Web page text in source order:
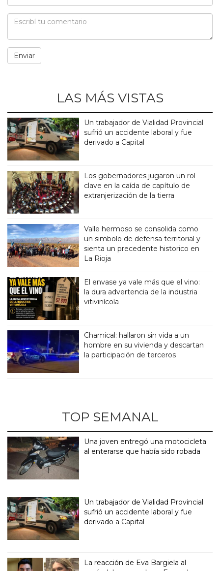
LAS MÁS VISTAS
Un trabajador de Vialidad Provincial
sufrió un accidente laboral y fue
derivado a Capital
Los gobernadores jugaron un rol
clave en la caída de capítulo de
extranjerización de la tierra
Valle hermoso se consolida como
un simbolo de defensa territorial y
sienta un precedente historico en
La Rioja
El envase ya vale más que el vino:
la dura advertencia de la industria
vitivinícola
Chamical: hallaron sin vida a un
hombre en su vivienda y descartan
la participación de terceros
TOP SEMANAL
Una joven entregó una motocicleta
al enterarse que había sido robada
Un trabajador de Vialidad Provincial
sufrió un accidente laboral y fue
derivado a Capital
La reacción de Eva Bargiela al